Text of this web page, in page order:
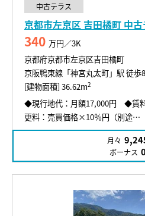
中古テラス
京都市左京区 吉田橘町 中古
340 万円／3K
京都府京都市左京区吉田橘町
京阪鴨東線「神宮丸太町」駅 徒歩
[建物面積] 36.62m2
◆現行地代：月額17,000円 ◆賃
更料：売買価格×10％円（別途…
月々
ボーナス 0